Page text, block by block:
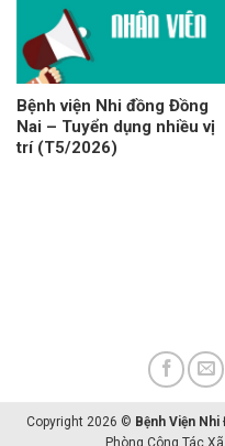
Bệnh viện Nhi đồng Đồng
Nai – Tuyển dụng nhiều vị
trí (T5/2026)
Copyright 2026 © Bệnh Viện
Phòng Công Tác